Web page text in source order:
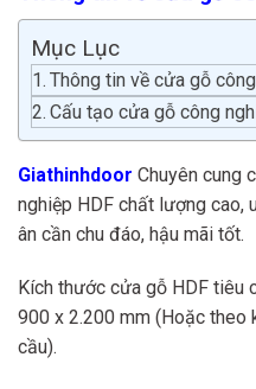
Mục Lục
Thông tin về cửa gỗ
Cấu tạo cửa gỗ công
Giathinhdoor Chuyên cung
nghiệp HDF chất lượng cao,
ân cần chu đáo, hậu mãi tốt.
Kích thước cửa gỗ HDF tiêu
900 x 2.200 mm (Hoặc theo
cầu).